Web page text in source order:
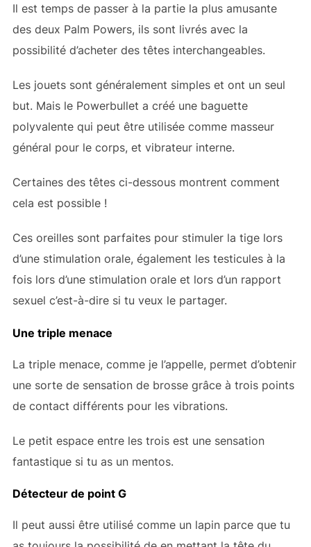
Il est temps de passer à la partie la plus amusante
des deux Palm Powers, ils sont livrés avec la
possibilité d’acheter des têtes interchangeables.
Les jouets sont généralement simples et ont un seul
but. Mais le Powerbullet a créé une baguette
polyvalente qui peut être utilisée comme masseur
général pour le corps, et vibrateur interne.
Certaines des têtes ci-dessous montrent comment
cela est possible !
Ces oreilles sont parfaites pour stimuler la tige lors
d’une stimulation orale, également les testicules à la
fois lors d’une stimulation orale et lors d’un rapport
sexuel c’est-à-dire si tu veux le partager.
Une triple menace
La triple menace, comme je l’appelle, permet d’obtenir
une sorte de sensation de brosse grâce à trois points
de contact différents pour les vibrations.
Le petit espace entre les trois est une sensation
fantastique si tu as un mentos.
Détecteur de point G
Il peut aussi être utilisé comme un lapin parce que tu